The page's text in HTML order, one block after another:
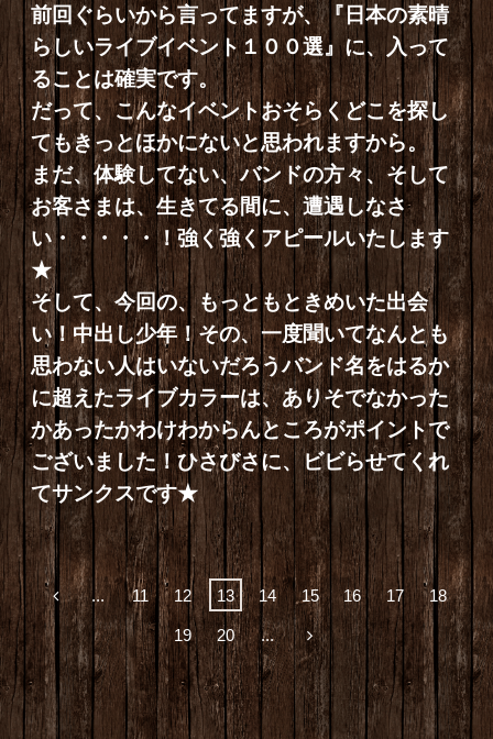
前回ぐらいから言ってますが、『日本の素晴
らしいライブイベント１００選』に、入って
ることは確実です。
だって、こんなイベントおそらくどこを探し
てもきっとほかにないと思われますから。
まだ、体験してない、バンドの方々、そして
お客さまは、生きてる間に、遭遇しなさ
い・・・・・！強く強くアピールいたします
★
そして、今回の、もっともときめいた出会
い！中出し少年！その、一度聞いてなんとも
思わない人はいないだろうバンド名をはるか
に超えたライブカラーは、ありそでなかった
かあったかわけわからんところがポイントで
ございました！ひさびさに、ビビらせてくれ
てサンクスです★
... 11 12 13 14 15 16 17 18
19 20 ...